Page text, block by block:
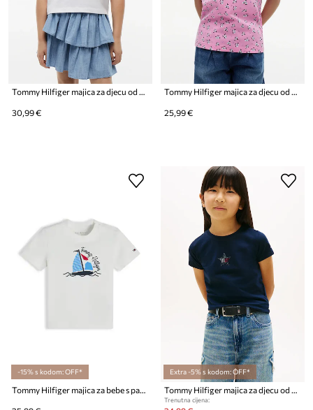
30,99 € 25,99 €
-15% s kodom: OFF*
Tommy Hilfiger majica za bebe s pamukom
Extra -5% s kodom: OFF*
Tommy Hilfiger majica za djecu od pamuka s elastanom
Trenutna cijena: